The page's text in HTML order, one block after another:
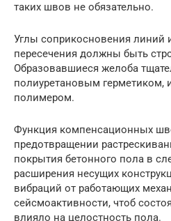
таких швов не обязательно.
Углы соприкосновения линий
пересечения должны быть
Образовавшиеся желоба
полиуретановым
полимером.
Функция компенсационных
предотвращении
покрытия бетонного пола в
расширения несущих
вибраций от работающих
сейсмоактивности, чтоб
влияло на целостность пола.